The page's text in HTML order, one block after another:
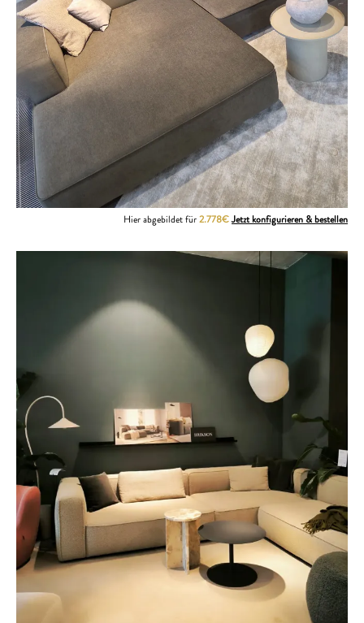
Hier abgebildet für2.778€Jetzt konfigurieren & bestellen